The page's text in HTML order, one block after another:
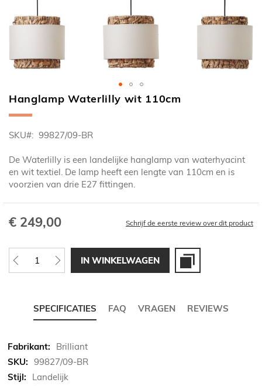
Ga
naar
begin
de
afbeeldingen-
gallerij
Hanglamp Waterlilly wit 110cm
SKU 99827/09-BR
De Waterlilly is een landelijke hanglamp van waterhyacint
en wit textiel. De lamp heeft een lengte van 110cm en is
voorzien van drie E27 fittingen.
€ 249,00 Schrijf de eerste review over dit product
IN WINKELWAGEN
SPECIFICATIES FAQ VRAGEN REVIEWS
Meer
informatie
Brilliant
99827/09-BR
Landelijk